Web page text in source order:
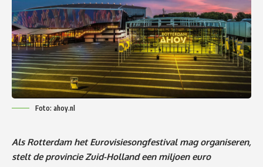
Foto: ahoy.nl
Als Rotterdam het Eurovisiesongfestival mag organiseren,
stelt de provincie Zuid-Holland een miljoen euro